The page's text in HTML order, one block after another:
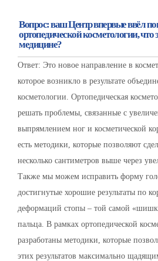
Вопрос: ваш Центр впервые ввёл
ортопедической косметологии, что
медицине?
Ответ: Это новое направление в
которое возникло в результате
косметологии. Ортопедическая
решать проблемы, связанные с
выпрямлением ног и косметической
есть методики, которые позволяют
несколько сантиметров выше через
Также мы можем исправить форму
достигнутые хорошие результаты по
деформаций стопы – той самой
пальца. В рамках ортопедической
разработаны методики, которые
этих результатов максимально